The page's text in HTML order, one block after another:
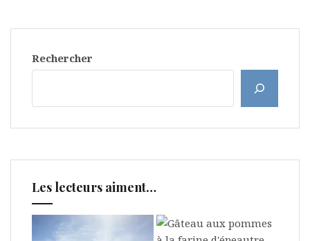
Rechercher
Les lecteurs aiment…